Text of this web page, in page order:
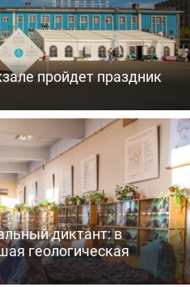
пройдет праздник
диктант: в
геологическая